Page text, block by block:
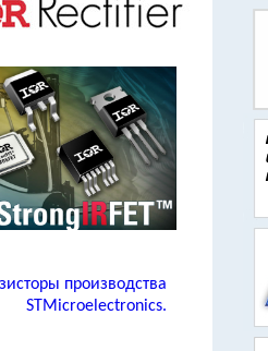
производства
STMicroelectronics.